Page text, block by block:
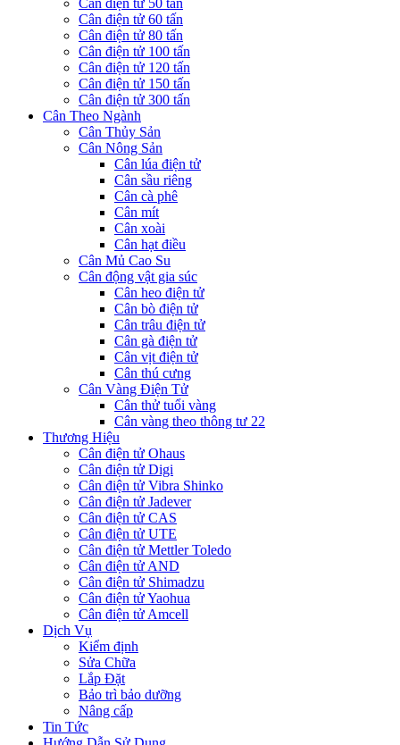
Cân điện tử 50 tấn
Cân điện tử 60 tấn
Cân điện tử 80 tấn
Cân điện tử 100 tấn
Cân điện tử 120 tấn
Cân điện tử 150 tấn
Cân điện tử 300 tấn
Cân Theo Ngành
Cân Thủy Sản
Cân Nông Sản
Cân lúa điện tử
Cân sầu riêng
Cân cà phê
Cân mít
Cân xoài
Cân hạt điều
Cân Mủ Cao Su
Cân động vật gia súc
Cân heo điện tử
Cân bò điện tử
Cân trâu điện tử
Cân gà điện tử
Cân vịt điện tử
Cân thú cưng
Cân Vàng Điện Tử
Cân thử tuổi vàng
Cân vàng theo thông tư 22
Thương Hiệu
Cân điện tử Ohaus
Cân điện tử Digi
Cân điện tử Vibra Shinko
Cân điện tử Jadever
Cân điện tử CAS
Cân điện tử UTE
Cân điện tử Mettler Toledo
Cân điện tử AND
Cân điện tử Shimadzu
Cân điện tử Yaohua
Cân điện tử Amcell
Dịch Vụ
Kiểm định
Sửa Chữa
Lắp Đặt
Bảo trì bảo dưỡng
Nâng cấp
Tin Tức